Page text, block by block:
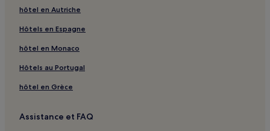
Ait Oumdis : hôtels
Tabia : hôtels
Sidi Boulkhalf : hôtels
Tilougguite : hôtels
Moulay Aissa Ben Driss : hôtels
Timoulilt : hôtels
hôtel en Autriche
Hôtels en Espagne
hôtel en Monaco
Hôtels au Portugal
hôtel en Grèce
Assistance et FAQ